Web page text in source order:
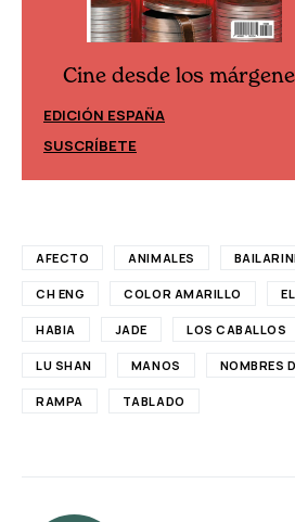
Cine desde los
EDICIÓN ESPAÑA
SUSCRÍBETE
AFECTO ANIMALES
CH ENG COLOR AMARILLO
HABIA JADE LOS CABALLOS
LU SHAN MANOS NOMBRES
RAMPA TABLADO